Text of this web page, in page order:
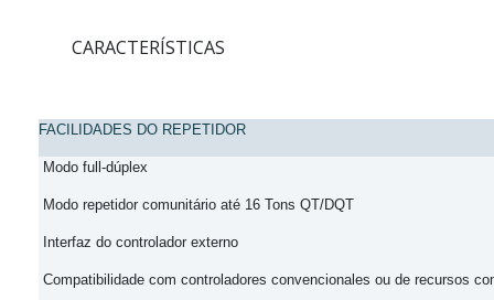
CARACTERÍSTICAS
FACILIDADES DO REPETIDOR
Modo full-dúplex
Modo repetidor comunitário até 16 Tons QT/DQT
Interfaz do controlador externo
Compatibilidade com controladores convencionales ou de recursos